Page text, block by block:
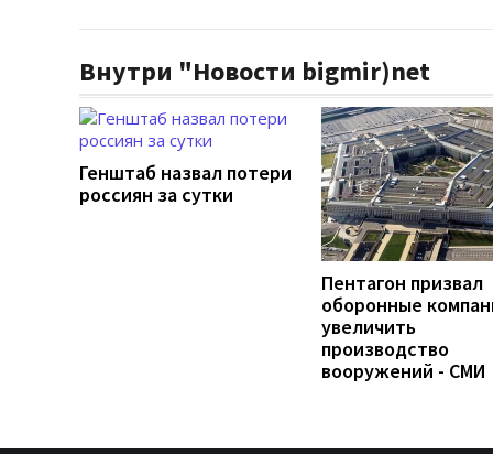
Внутри "Новости bigmir)net
Генштаб назвал потери
россиян за сутки
Пентагон призвал
оборонные
увеличить
производство
вооружений - СМИ